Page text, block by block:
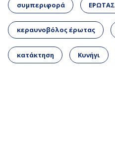
συμπεριφορά ΕΡΩΤΑΣ
κεραυνοβόλος έρωτας
κατάκτηση Κυνήγι